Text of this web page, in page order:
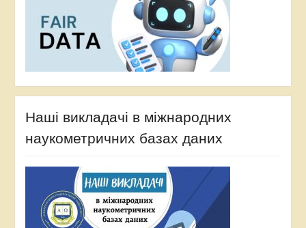
Наші викладачі в міжнародних
наукометричних базах даних